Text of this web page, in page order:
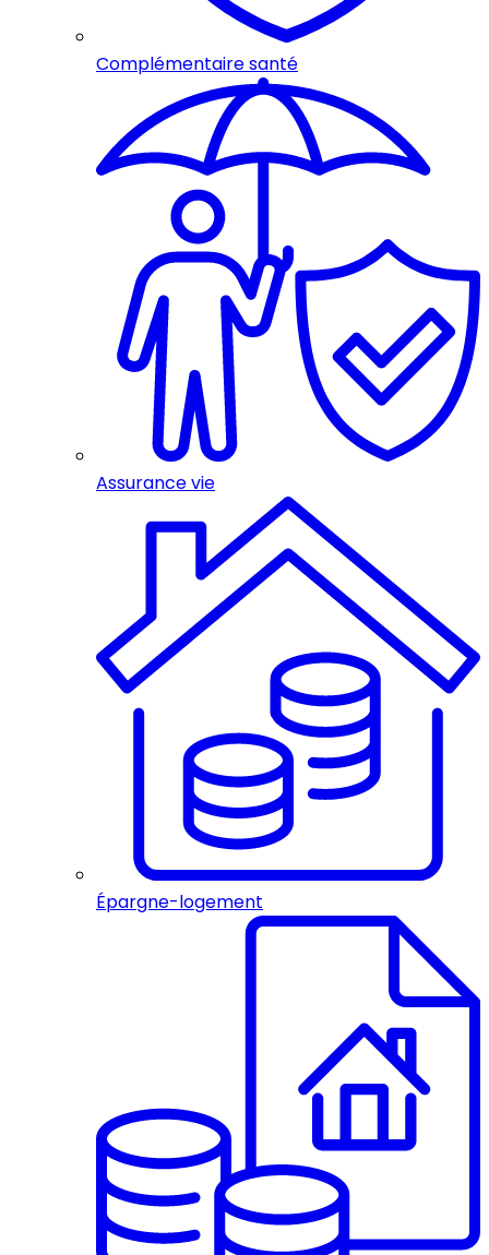
Complémentaire santé
Assurance vie
Épargne-logement